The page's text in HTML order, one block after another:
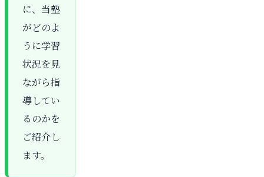
に、当塾
がどのよ
うに学習
状況を見
ながら指
導してい
るのかを
ご紹介し
ます。